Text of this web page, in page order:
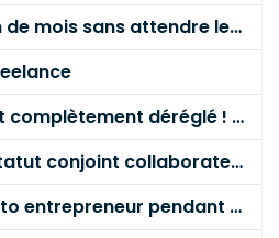
ESN qui paient en fin de mois sans attendre le paiement client ?
Le marché de l'IT est complètement déréglé ! STOP à cette mascarade ! Il faut s'unir et résister !
aide changement statut conjoint collaborateur
Mixer portage et auto entrepreneur pendant des années - quel risque ?